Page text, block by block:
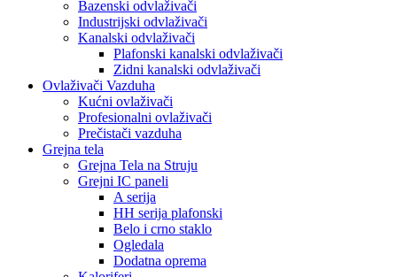
Bazenski odvlaživači
Industrijski odvlaživači
Kanalski odvlaživači
Plafonski kanalski odvlaživači
Zidni kanalski odvlaživači
Ovlaživači Vazduha
Kućni ovlaživači
Profesionalni ovlaživači
Prečistači vazduha
Grejna tela
Grejna Tela na Struju
Grejni IC paneli
A serija
HH serija plafonski
Belo i crno staklo
Ogledala
Dodatna oprema